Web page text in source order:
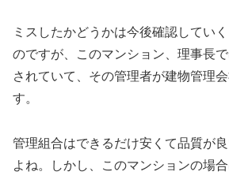
ミスしたかどうかは今後確認してい
のですが、このマンション、理事長
されていて、その管理者が建物管理
す。
管理組合はできるだけ安くて品質が
よね。しかし、このマンションの場